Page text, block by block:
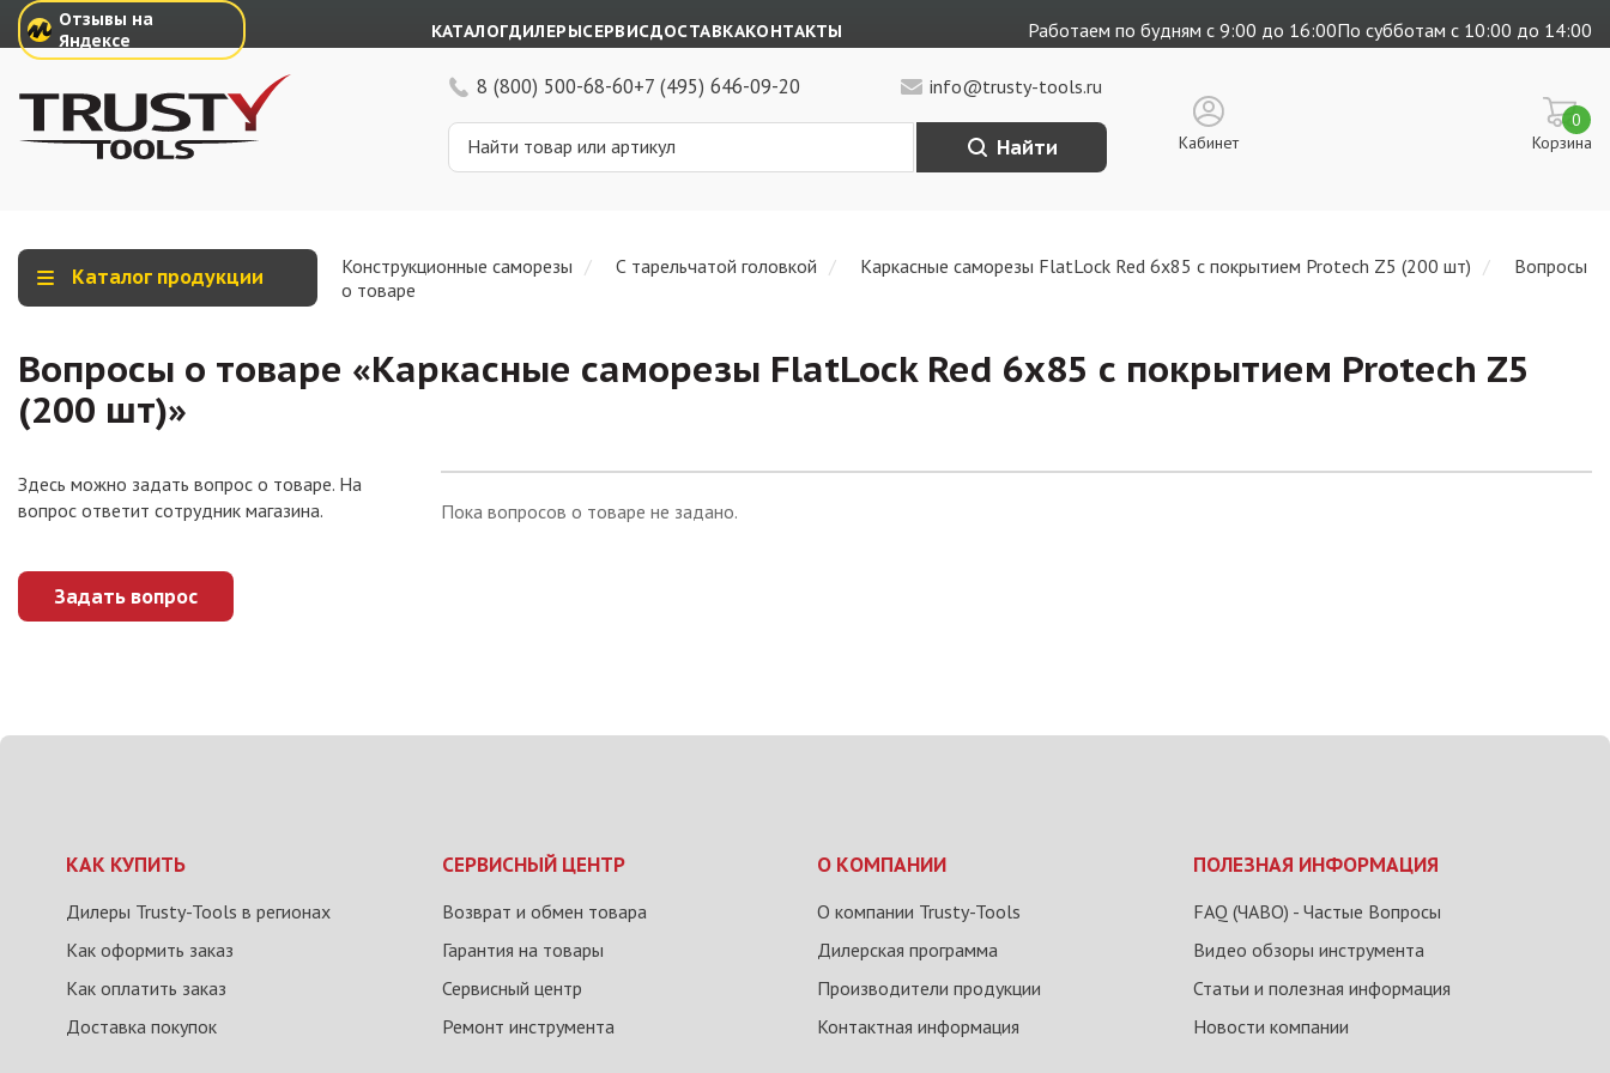
Отзывы на
Яндексе
КАТАЛОГДИЛЕРЫСЕРВИСДОСТАВКАКОНТАКТЫ Работаем по будням с 9:00 до 16:00По субботам с 10:00 до 14:00
8 (800) 500-68-60+7 (495) 646-09-20 info@trusty-tools.ru
Найти Кабинет Корзина
0
Каталог продукции Конструкционные саморезы С тарельчатой головкой Каркасные саморезы FlatLock Red 6х85 с покрытием Protech Z5 (200 шт)
Вопросы
о товаре
Вопросы о товаре «Каркасные саморезы FlatLock Red 6х85 с покрытием Protech Z5
(200 шт)»
Здесь можно задать вопрос о товаре. На
вопрос ответит сотрудник магазина.
Задать вопрос
Пока вопросов о товаре не задано.
КАК КУПИТЬ
Дилеры Trusty-Tools в регионах
Как оформить заказ
Как оплатить заказ
Доставка покупок
СЕРВИСНЫЙ ЦЕНТР
Возврат и обмен товара
Гарантия на товары
Сервисный центр
Ремонт инструмента
О КОМПАНИИ
О компании Trusty-Tools
Дилерская программа
Производители продукции
Контактная информация
ПОЛЕЗНАЯ ИНФОРМАЦИЯ
FAQ (ЧАВО) - Частые Вопросы
Видео обзоры инструмента
Статьи и полезная информация
Новости компании